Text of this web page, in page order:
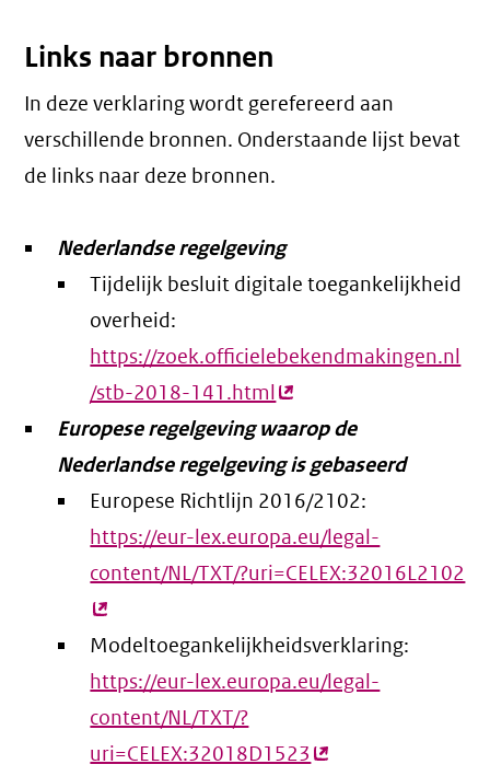
Links naar bronnen
In deze verklaring wordt gerefereerd aan
verschillende bronnen. Onderstaande lijst bevat
de links naar deze bronnen.
Nederlandse regelgeving
Tijdelijk besluit digitale toegankelijkheid
overheid:
https://zoek.officielebekendmakingen.nl
/stb-2018-141.html(externe
link)
Europese regelgeving waarop de
Nederlandse regelgeving is gebaseerd
Europese Richtlijn 2016/2102:
https://eur-lex.europa.eu/legal-
content/NL/TXT/?uri=CELEX:32016L2102
Modeltoegankelijkheidsverklaring:
https://eur-lex.europa.eu/legal-
content/NL/TXT/?
uri=CELEX:32018D1523 (externe